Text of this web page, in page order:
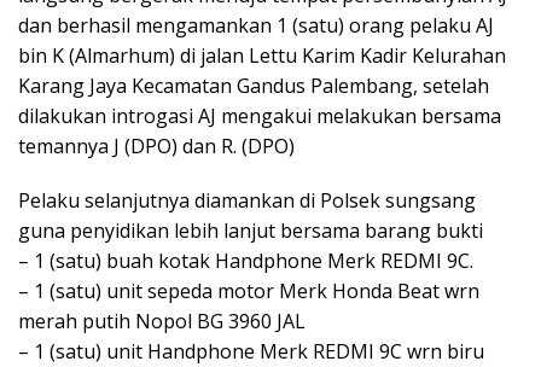
dan berhasil mengamankan 1 (satu) orang pelaku AJ
bin K (Almarhum) di jalan Lettu Karim Kadir Kelurahan
Karang Jaya Kecamatan Gandus Palembang, setelah
dilakukan introgasi AJ mengakui melakukan bersama
temannya J (DPO) dan R. (DPO)
Pelaku selanjutnya diamankan di Polsek sungsang
guna penyidikan lebih lanjut bersama barang bukti
– 1 (satu) buah kotak Handphone Merk REDMI 9C.
– 1 (satu) unit sepeda motor Merk Honda Beat wrn
merah putih Nopol BG 3960 JAL
– 1 (satu) unit Handphone Merk REDMI 9C wrn biru